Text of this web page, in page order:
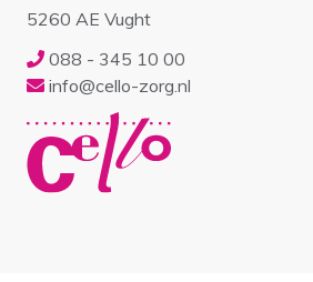
5260 AE Vught
088 - 345 10 00
info@cello-zorg.nl